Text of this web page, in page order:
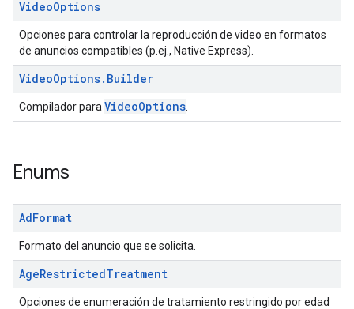
VideoOptions
Opciones para controlar la reproducción de video en formatos
de anuncios compatibles (p.ej., Native Express).
VideoOptions. Builder
Compilador para VideoOptions
Enums
AdFormat
Formato del anuncio que se solicita.
AgeRestrictedTreatment
Opciones de enumeración de tratamiento restringido por edad